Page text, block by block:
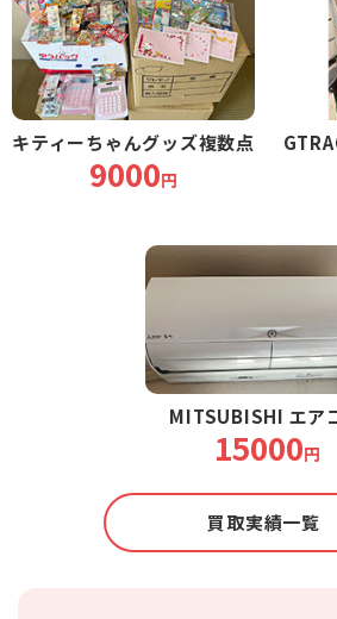
キティーちゃんグッズ複数点
9000円
MITSUBISHI エア
15000円
買取実績一覧